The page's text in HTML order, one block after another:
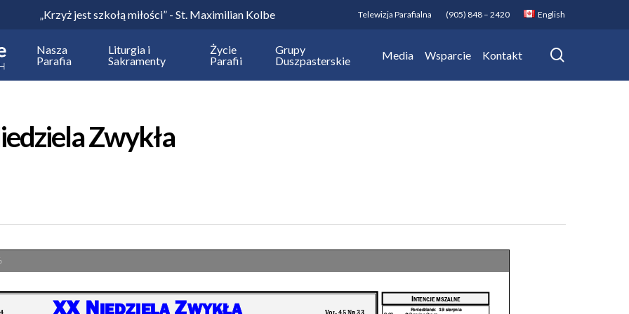
„Krzyż jest szkołą miłości” - St. Maximilian Kolbe Telewizja Parafialna (905) 848 – 2420 English
Nasza
Parafia
Liturgia i
Sakramenty
Życie
Parafii
Grupy
Duszpasterskie
Media Wsparcie Kontakt
Zwykła